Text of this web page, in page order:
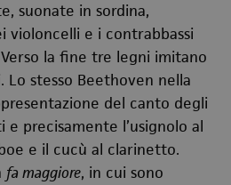
suonate in sordina,
violoncelli e i contrabbassi
la fine tre legni imitano
Lo stesso Beethoven nella
del canto degli
precisamente l’usignolo al
e il cucù al clarinetto.
fa maggiore, in cui sono